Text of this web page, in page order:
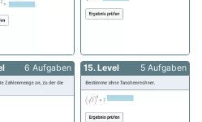
6 Aufgaben 15. Level 5 Aufgaben